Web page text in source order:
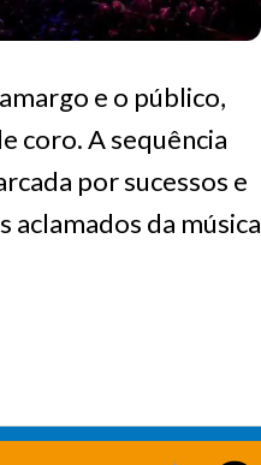
e o público,
coro. A sequência
por sucessos e
da música